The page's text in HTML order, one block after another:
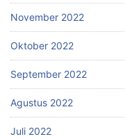
November 2022
Oktober 2022
September 2022
Agustus 2022
Juli 2022